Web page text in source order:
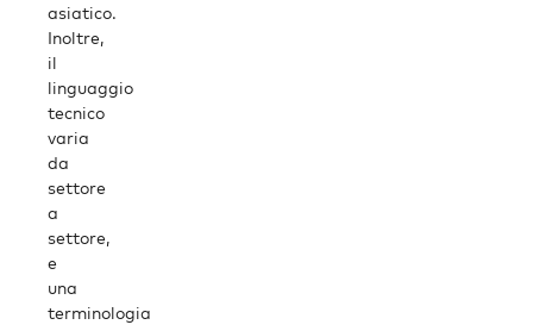
asiatico.
Inoltre,
il
linguaggio
tecnico
varia
da
settore
a
settore,
e
una
terminologia